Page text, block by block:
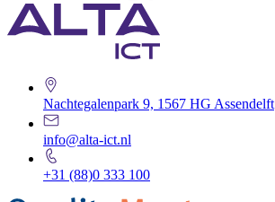
Nachtegalenpark 9, 1567 HG Assendelft
info@alta-ict.nl
+31 (88)0 333 100